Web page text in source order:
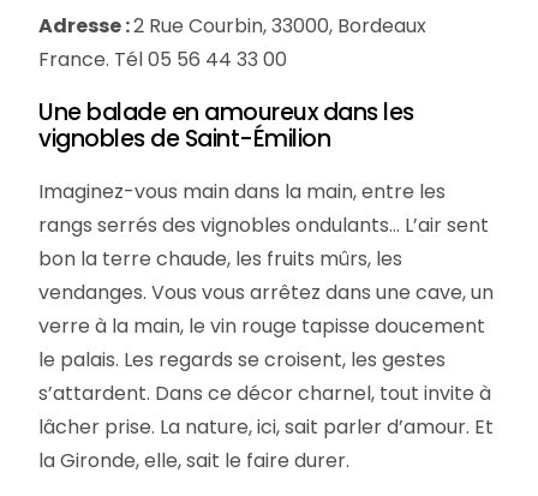
Adresse :2 Rue Courbin, 33000, Bordeaux
France. Tél 05 56 44 33 00
Une balade en amoureux dans les
vignobles de Saint-Émilion
Imaginez-vous main dans la main, entre les
rangs serrés des vignobles ondulants… L’air sent
bon la terre chaude, les fruits mûrs, les
vendanges. Vous vous arrêtez dans une cave, un
verre à la main, le vin rouge tapisse doucement
le palais. Les regards se croisent, les gestes
s’attardent. Dans ce décor charnel, tout invite à
lâcher prise. La nature, ici, sait parler d’amour. Et
la Gironde, elle, sait le faire durer.